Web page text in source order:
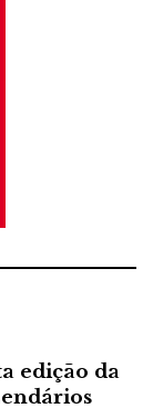
edição da